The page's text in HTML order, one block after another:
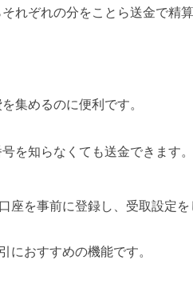
れぞれの分をことら送金で精
集めるのに便利です。
を知らなくても送金できます。
を事前に登録し、受取設定
におすすめの機能です。